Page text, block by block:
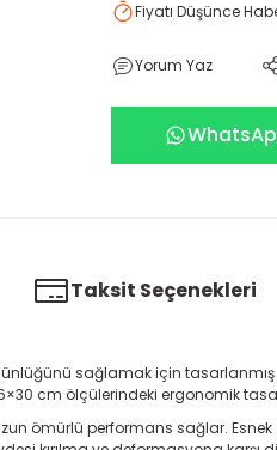
Fiyatı Düşünce
Yorum Yaz
Taksit Seçenekleri
sağlamak için
cm ölçülerindeki ergonomik
ömürlü performans sağlar.